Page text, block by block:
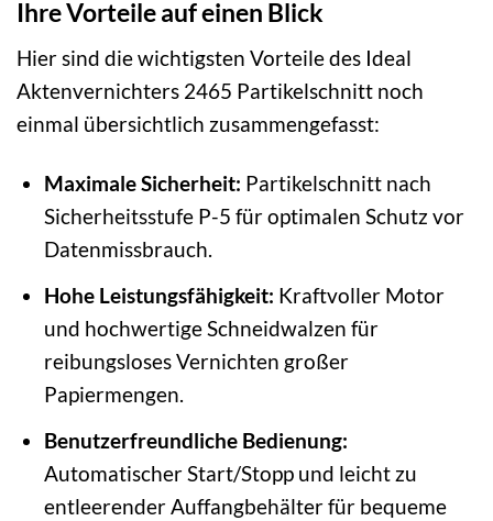
Ihre Vorteile auf einen Blick
Hier sind die wichtigsten Vorteile des Ideal
Aktenvernichters 2465 Partikelschnitt noch
einmal übersichtlich zusammengefasst:
Maximale Sicherheit: Partikelschnitt nach
Sicherheitsstufe P-5 für optimalen Schutz vor
Datenmissbrauch.
Hohe Leistungsfähigkeit: Kraftvoller Motor
und hochwertige Schneidwalzen für
reibungsloses Vernichten großer
Papiermengen.
Benutzerfreundliche Bedienung:
Automatischer Start/Stopp und leicht zu
entleerender Auffangbehälter für bequeme